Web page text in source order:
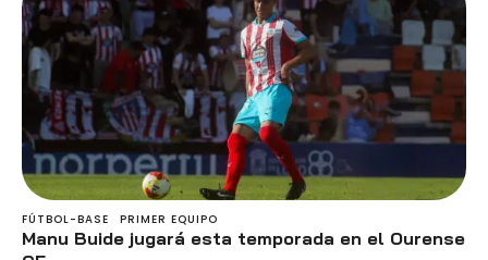
FÚTBOL-BASE PRIMER EQUIPO
Manu Buide jugará esta temporada en el Ourense